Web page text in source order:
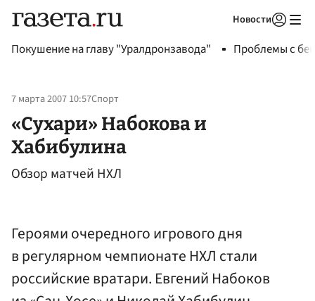
Новости
Покушение на главу "Уралдронзавода" Проблемы с
7 марта 2007 10:57Спорт
«Сухари» Набокова и
Хабибулина
Обзор матчей НХЛ
Героями очередного игрового дня
в регулярном чемпионате НХЛ стали
российские вратари. Евгений Набоков